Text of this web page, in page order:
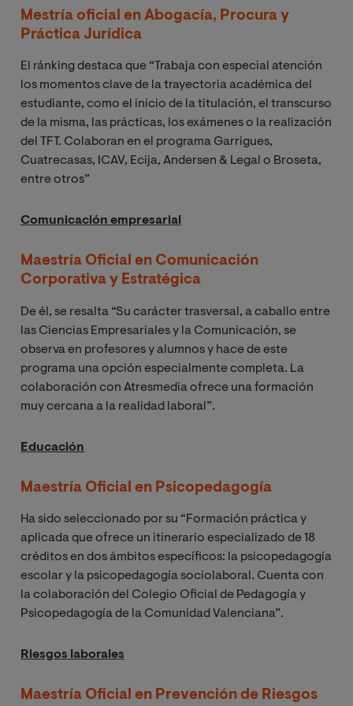
Mestría oficial en Abogacía, Procura y
Práctica Jurídica
El ránking destaca que “Trabaja con especial atención
los momentos clave de la trayectoria académica del
estudiante, como el inicio de la titulación, el transcurso
de la misma, las prácticas, los exámenes o la realización
del TFT. Colaboran en el programa Garrigues,
Cuatrecasas, ICAV, Ecija, Andersen & Legal o Broseta,
entre otros”
Comunicación empresarial
Maestría Oficial en Comunicación
Corporativa y Estratégica
De él, se resalta “Su carácter trasversal, a caballo entre
las Ciencias Empresariales y la Comunicación, se
observa en profesores y alumnos y hace de este
programa una opción especialmente completa. La
colaboración con Atresmedia ofrece una formación
muy cercana a la realidad laboral”.
Educación
Maestría Oficial en Psicopedagogía
Ha sido seleccionado por su “Formación práctica y
aplicada que ofrece un itinerario especializado de 18
créditos en dos ámbitos específicos: la psicopedagogía
escolar y la psicopedagogía sociolaboral. Cuenta con
la colaboración del Colegio Oficial de Pedagogía y
Psicopedagogía de la Comunidad Valenciana”.
Riesgos laborales
Maestría Oficial en Prevención de Riesgos